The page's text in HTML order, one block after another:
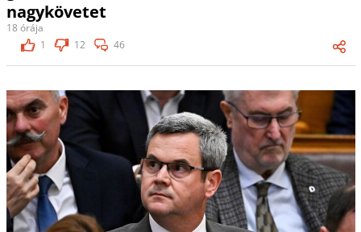
nagykövetet
18 órája
1
12 46